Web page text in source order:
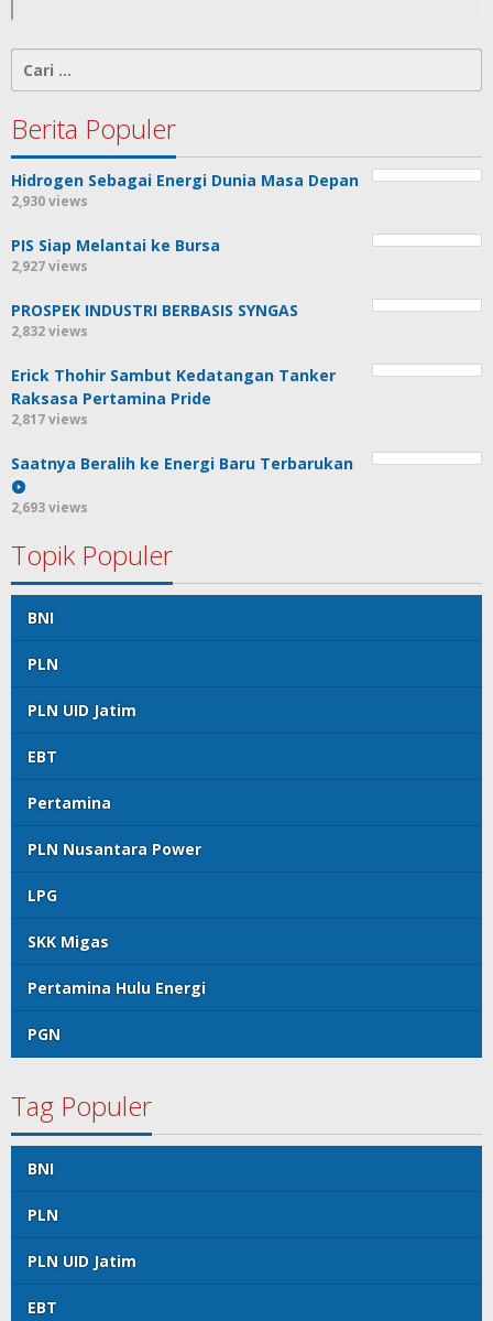
untuk:
Berita Populer
Hidrogen Sebagai Energi Dunia Masa Depan
2,930 views
PIS Siap Melantai ke Bursa
2,927 views
PROSPEK INDUSTRI BERBASIS SYNGAS
2,832 views
Erick Thohir Sambut Kedatangan Tanker
Raksasa Pertamina Pride
2,817 views
Saatnya Beralih ke Energi Baru Terbarukan
2,693 views
Topik Populer
BNI
PLN
PLN UID Jatim
EBT
Pertamina
PLN Nusantara Power
LPG
SKK Migas
Pertamina Hulu Energi
PGN
Tag Populer
BNI
PLN
PLN UID Jatim
EBT